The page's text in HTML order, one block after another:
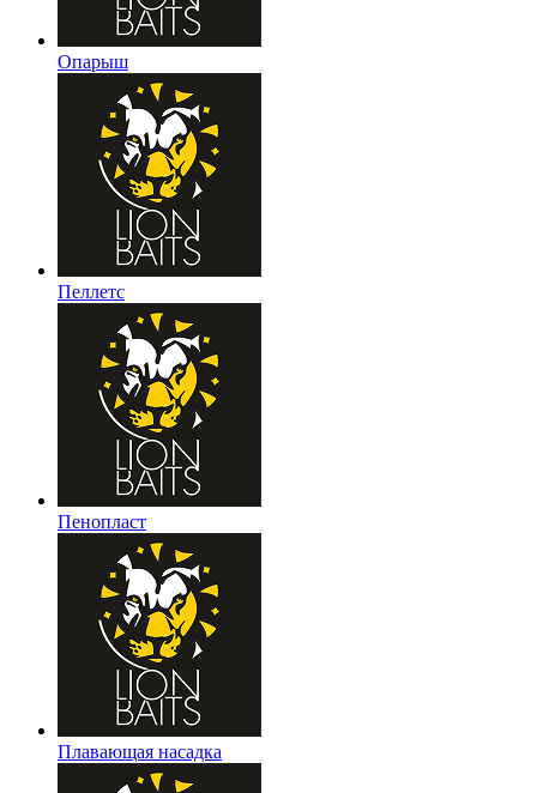
Опарыш
Пеллетс
Пенопласт
Плавающая насадка